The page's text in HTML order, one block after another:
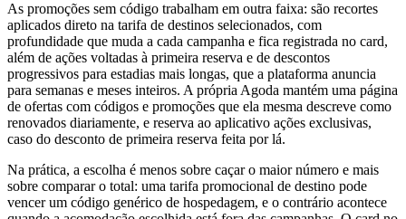
As promoções sem código trabalham em outra faixa: são recortes
aplicados direto na tarifa de destinos selecionados, com
profundidade que muda a cada campanha e fica registrada no card,
além de ações voltadas à primeira reserva e de descontos
progressivos para estadias mais longas, que a plataforma anuncia
para semanas e meses inteiros. A própria Agoda mantém uma página
de ofertas com códigos e promoções que ela mesma descreve como
renovados diariamente, e reserva ao aplicativo ações exclusivas,
caso do desconto de primeira reserva feita por lá.
Na prática, a escolha é menos sobre caçar o maior número e mais
sobre comparar o total: uma tarifa promocional de destino pode
vencer um código genérico de hospedagem, e o contrário acontece